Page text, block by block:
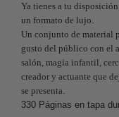
Ya tienes a tu
un formato de lujo.
Un conjunto de material
gusto del público con el
salón, magia infantil,
creador y actuante que
se presenta.
330 Páginas en tapa